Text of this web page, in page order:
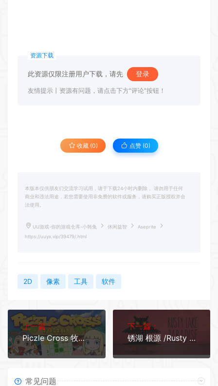
资源下载
此资源仅限注册用户下载，请先 登录
友情提示丨资源有问题，请点击下方"评论"按钮！
收藏 (0) 点赞 (0)
本版本仅供朋友们交流学习试用，请于下载24小时内删除， 请勿用于任何
商业和违法用途，若您需要使用非免费的软件或服务，请购买正版授权并合
法使用。
UU游戏-你的游戏仓库-小韩兔 休闲益智
Aseprite
https://uuyx.vip/39479/.html
2D 像素 工具 软件
上一篇：
Piczle Cross 牧场物语
下一篇：
锈湖 根源 /Rusty Lake Paradise
常见问题